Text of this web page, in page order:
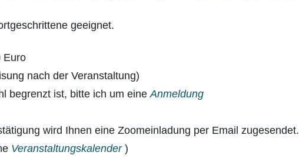
geeignet.
Euro
nach der Veranstaltung)
begrenzt ist, bitte ich um eineAnmeldung
wird Ihnen eine Zoomeinladung per Email zugesendet.
Veranstaltungskalender)